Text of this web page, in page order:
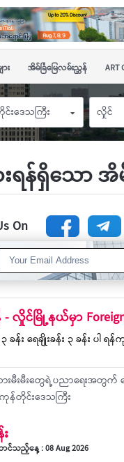
း အိမ်ခြံမြေလမ်းညွှန် ART
းဒေသကြီး လှိုင်
ရန်ရှိသော အိမ်
On
- လှိုင်မြို့နယ်မှာ
ခန်း ရေချိုးခန်း ၃ ခန်း ပ
းမီးမီးတွေရဲ့ပညာရေးအတွက်
န်တိုင်းဒေသကြီး
င်သည့်နေ့ : 08 Aug 2026